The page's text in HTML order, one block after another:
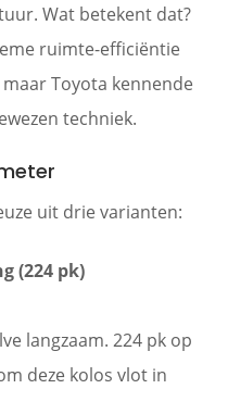
Wat betekent dat?
ruimte-efficiëntie
Toyota kennende
techniek.
uit drie varianten:
(224 pk)
langzaam. 224 pk op
deze kolos vlot in